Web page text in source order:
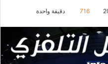
716 دقيقة واحدة